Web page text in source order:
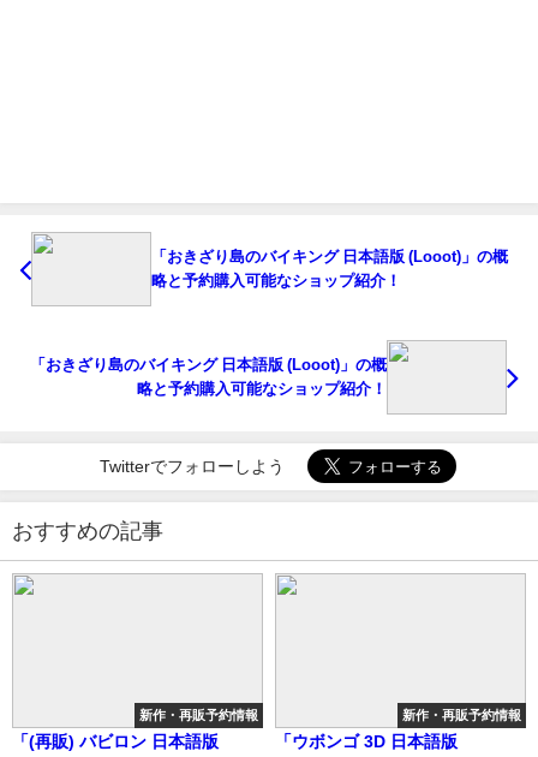
「おきざり島のバイキング 日本語版 (Looot)」の概
略と予約購入可能なショップ紹介！
「おきざり島のバイキング 日本語版 (Looot)」の概
略と予約購入可能なショップ紹介！
Twitterでフォローしよう
おすすめの記事
新作・再販予約情報
「(再販) バビロン 日本語版
新作・再販予約情報
「ウボンゴ 3D 日本語版